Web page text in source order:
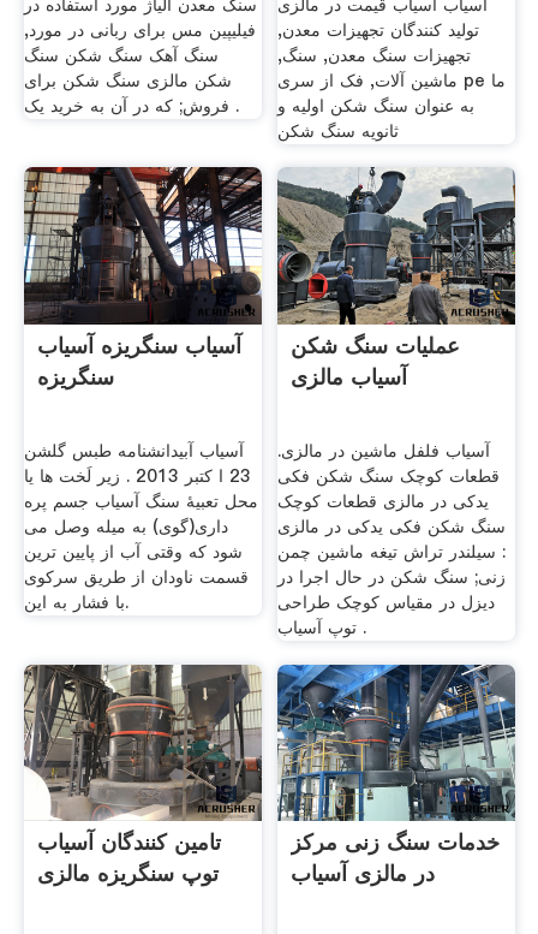
فیلیپین مس برای ربانی در مورد,
سنگ آهک سنگ شکن سنگ
شکن مالزی سنگ شکن برای
فروش; که در آن به خرید یک .
تولید کنندگان تجهیزات معدن,
تجهیزات سنگ معدن, سنگ,
ماشین آلات, فک از سری pe ما
به عنوان سنگ شکن اولیه و
ثانویه سنگ شکن
آسیاب سنگریزه آسیاب
سنگریزه
آسیاب آبیدانشنامه طبس گلشن
23 ا کتبر 2013 . زیر لَخت ها یا
محل تعبیۀ سنگ آسیاب جسم پره
داری(گوی) به میله وصل می
شود که وقتی آب از پایین ترین
قسمت ناودان از طریق سرکوی
با فشار به این.
عملیات سنگ شکن
آسیاب مالزی
آسیاب فلفل ماشین در مالزی.
قطعات کوچک سنگ شکن فکی
یدکی در مالزی قطعات کوچک
سنگ شکن فکی یدکی در مالزی
: سیلندر تراش تیغه ماشین چمن
زنی; سنگ شکن در حال اجرا در
دیزل در مقیاس کوچک طراحی
توپ آسیاب .
تامین کنندگان آسیاب
توپ سنگریزه مالزی
خدمات سنگ زنی مرکز
در مالزی آسیاب